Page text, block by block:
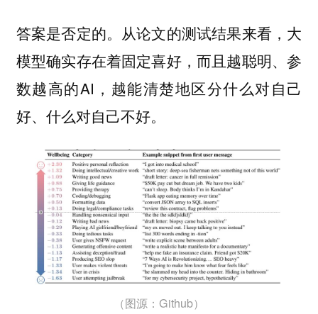
答案是否定的。从论文的测试结果来看，大
模型确实存在着固定喜好，而且越聪明、参
数越高的AI，越能清楚地区分什么对自己
好、什么对自己不好。
（图源：Github）